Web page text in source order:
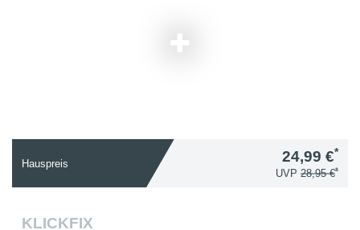
Hauspreis 24,99 €*
UVP 28,95 €*
KLICKFIX